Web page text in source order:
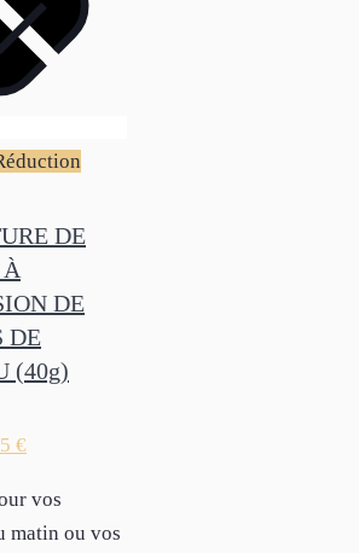
DE
DE
DE
(40g)
€
vos
matin ou vos